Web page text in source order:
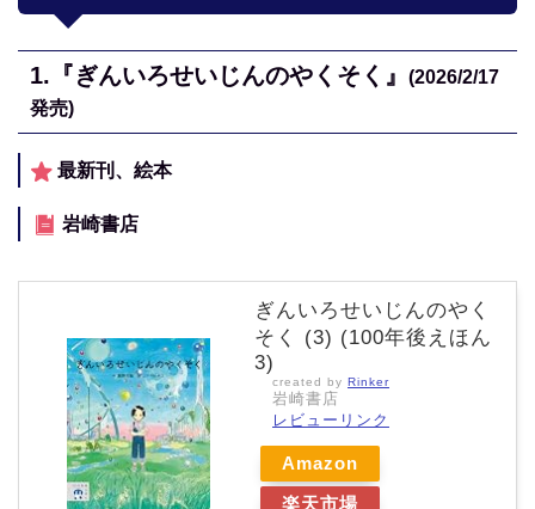
1. 『ぎんいろせいじんのやくそく』
(2026/2/17
発売)
最新刊、絵本
岩崎書店
ぎんいろせいじんのやく
そく (3) (100年後えほん
3)
created by Rinker
岩崎書店
レビューリンク
Amazon
楽天市場